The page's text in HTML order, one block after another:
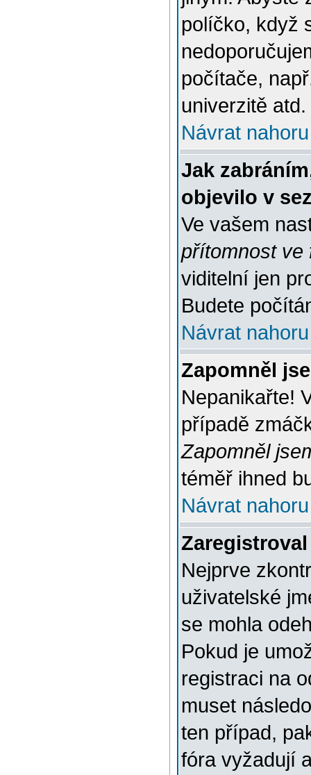
políčko, když
počítače,
univerzitě atd.
Návrat nahoru
Jak
objevilo v
Ve vašem
přítomnost ve
viditelní jen
Budete
Návrat nahoru
Zapomněl
Nepanikařte!
případě
Zapomněl
téměř ihned
Návrat nahoru
Nejprve
uživatelské
se mohla
Pokud je
registraci na
muset
ten případ,
fóra vyžadují